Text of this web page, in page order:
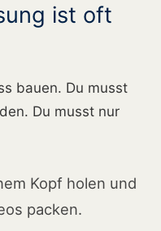
ist oft
bauen. Du musst
Du musst nur
Kopf holen und
packen.